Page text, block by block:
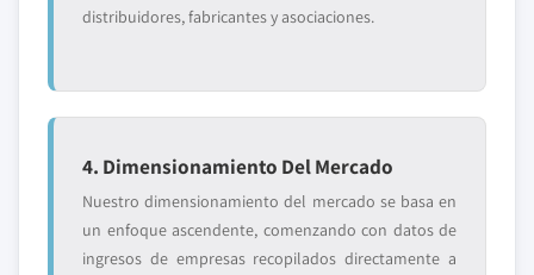
distribuidores, fabricantes y asociaciones.
4. Dimensionamiento Del Mercado
Nuestro dimensionamiento del mercado se basa en
un enfoque ascendente, comenzando con datos de
ingresos de empresas recopilados directamente a